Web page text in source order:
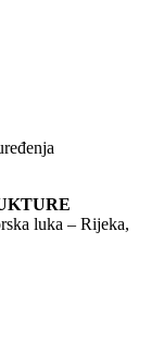
luka – Rijeka,